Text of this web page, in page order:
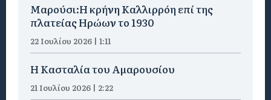
Μαρούσι:Η κρήνη Καλλιρρόη επί της
πλατείας Ηρώων το 1930
22 Ιουλίου 2026 | 1:11
Η Κασταλία του Αμαρουσίου
21 Ιουλίου 2026 | 2:22